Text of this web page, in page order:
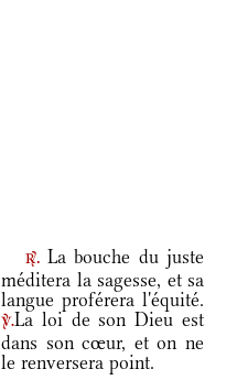
r.La bouche du juste
méditera la sagesse, et sa
langue proférera l'équité.
v.La loi de son Dieu est
dans son cœur, et on ne
le renversera point.